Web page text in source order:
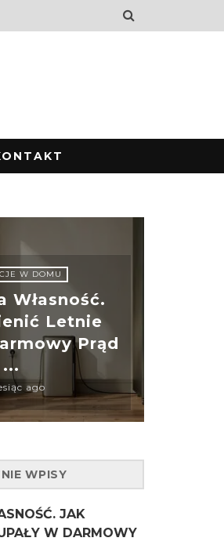
W DOMU
Własność.
Letnie
Prąd
...
ago
WPISY
JAK
W DARMOWY